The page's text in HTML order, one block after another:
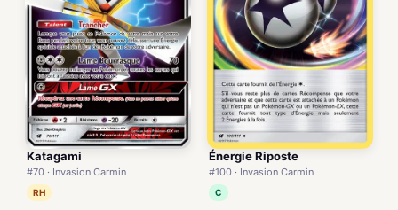
Katagami
#70 · Invasion Carmin
RH
Énergie Riposte
#100 · Invasion Carmin
C